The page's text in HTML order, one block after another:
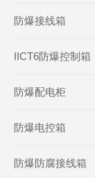
防爆接线箱
IICT6防爆控制箱
防爆配电柜
防爆电控箱
防爆防腐接线箱